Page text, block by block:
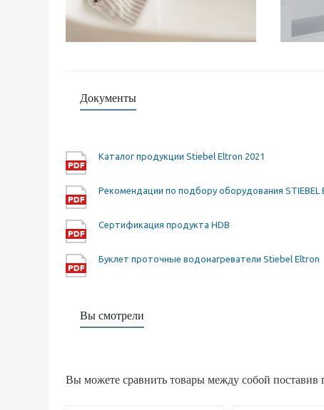
Документы
Каталог продукции Stiebel Eltron 2021
Рекомендации по подбору оборудования STIEBEL
Сертификация продукта HDB
Буклет проточные водонагреватели Stiebel Eltron
Вы смотрели
Вы можете сравнить товары между собой